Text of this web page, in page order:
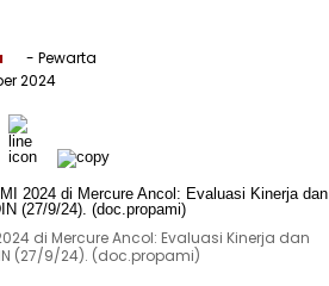
- Pewarta
2024
2024 di Mercure Ancol: Evaluasi Kinerja dan
(27/9/24). (doc.propami)